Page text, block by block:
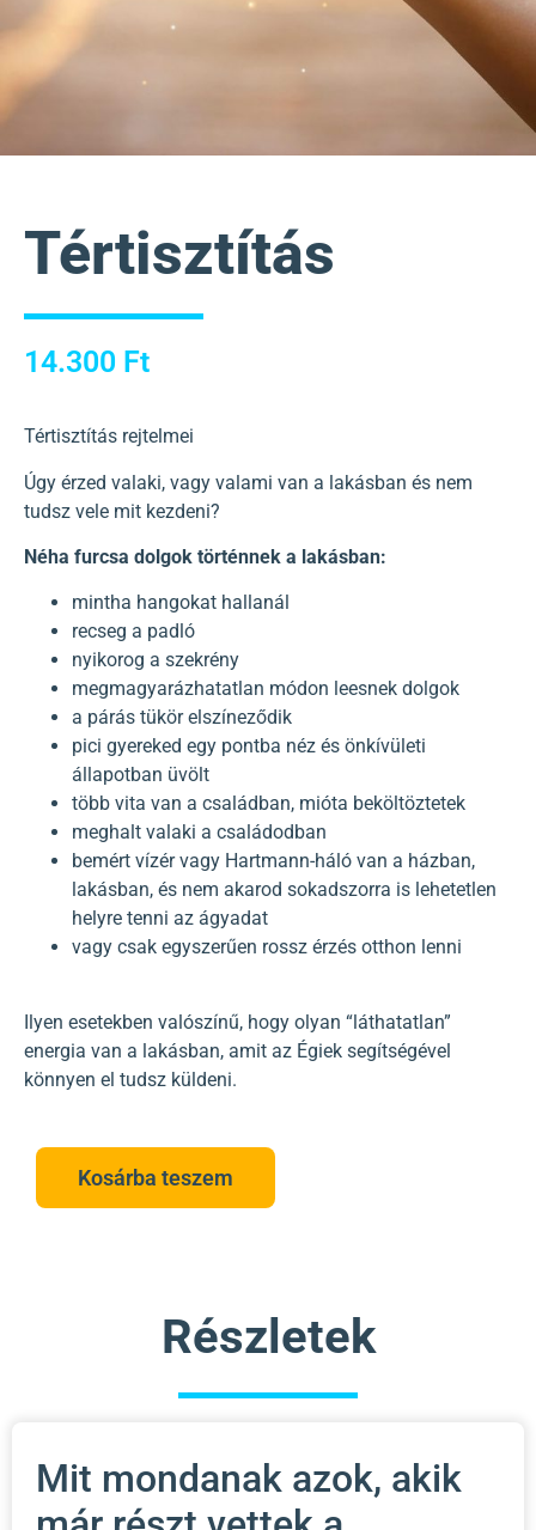
Tértisztítás
14.300 Ft
Tértisztítás rejtelmei
Úgy érzed valaki, vagy valami van a lakásban és nem
tudsz vele mit kezdeni?
Néha furcsa dolgok történnek a lakásban:
mintha hangokat hallanál
recseg a padló
nyikorog a szekrény
megmagyarázhatatlan módon leesnek dolgok
a párás tükör elszíneződik
pici gyereked egy pontba néz és önkívületi
állapotban üvölt
több vita van a családban, mióta beköltöztetek
meghalt valaki a családodban
bemért vízér vagy Hartmann-háló van a házban,
lakásban, és nem akarod sokadszorra is lehetetlen
helyre tenni az ágyadat
vagy csak egyszerűen rossz érzés otthon lenni
Ilyen esetekben valószínű, hogy olyan “láthatatlan”
energia van a lakásban, amit az Égiek segítségével
könnyen el tudsz küldeni.
Kosárba teszem
Részletek
Mit mondanak azok, akik